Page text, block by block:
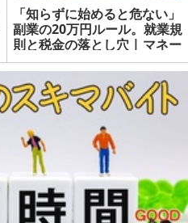
「知らずに始めると危ない」
副業の20万円ルール。就業規
則と税金の落とし穴 | マネー
の達人